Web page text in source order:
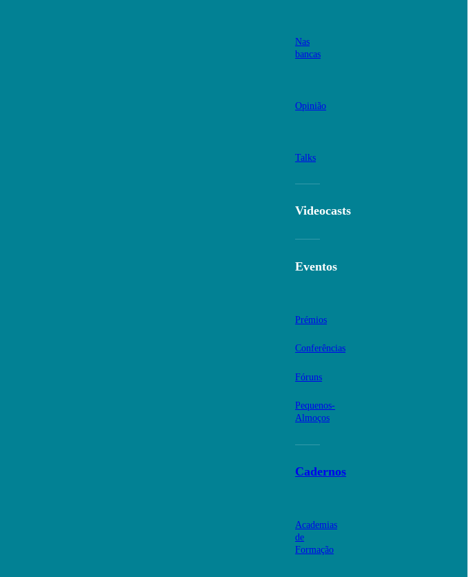
Nas
bancas
Opinião
Talks
Videocasts
Eventos
Prémios
Conferências
Fóruns
Pequenos-
Almoços
Cadernos
Academias
de
Formação